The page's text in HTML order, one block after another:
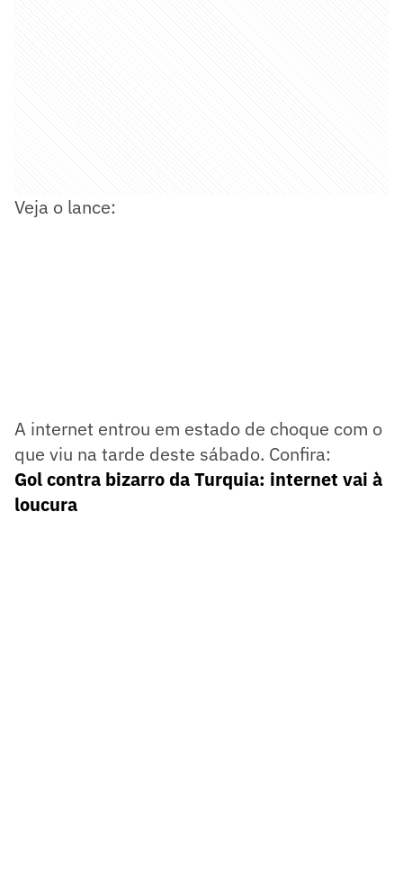
Veja o lance:
A internet entrou em estado de choque com o
que viu na tarde deste sábado. Confira:
Gol contra bizarro da Turquia: internet vai à
loucura